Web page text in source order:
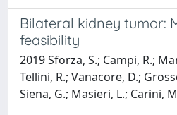
Bilateral kidney tumor:
feasibility
2019 Sforza, S.; Campi, R.;
Tellini, R.; Vanacore, D.;
Siena, G.; Masieri, L.; Carini,